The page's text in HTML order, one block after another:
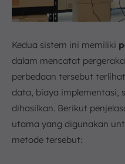
Kedua sistem ini memiliki
dalam mencatat
perbedaan tersebut
data, biaya implementasi,
dihasilkan. Berikut
utama yang digunakan
metode tersebut: